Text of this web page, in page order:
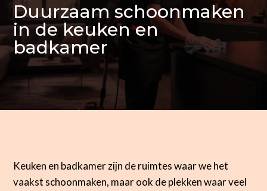
Duurzaam schoonmaken
in de keuken en
badkamer
Keuken en badkamer zijn de ruimtes waar we het
vaakst schoonmaken, maar ook de plekken waar veel